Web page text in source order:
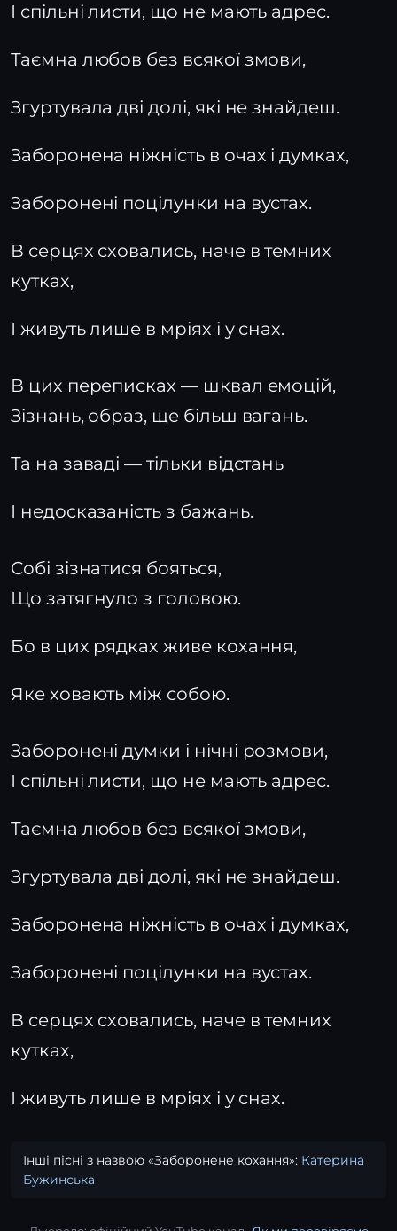
І спільні листи, що не мають адрес.
Таємна любов без всякої змови,
Згуртувала дві долі, які не знайдеш.
Заборонена ніжність в очах і думках,
Заборонені поцілунки на вустах.
В серцях сховались, наче в темних
кутках,
І живуть лише в мріях і у снах.
В цих переписках — шквал емоцій,
Зізнань, образ, ще більш вагань.
Та на заваді — тільки відстань
І недосказаність з бажань.
Собі зізнатися бояться,
Що затягнуло з головою.
Бо в цих рядках живе кохання,
Яке ховають між собою.
Заборонені думки і нічні розмови,
І спільні листи, що не мають адрес.
Таємна любов без всякої змови,
Згуртувала дві долі, які не знайдеш.
Заборонена ніжність в очах і думках,
Заборонені поцілунки на вустах.
В серцях сховались, наче в темних
кутках,
І живуть лише в мріях і у снах.
Інші пісні з назвою «Заборонене кохання»: Катерина
Бужинська